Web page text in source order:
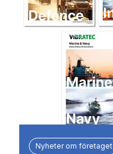
Nyheter om företaget